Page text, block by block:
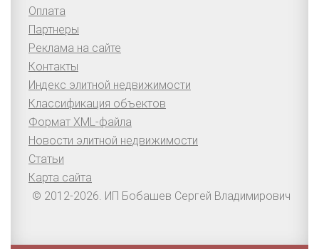
Оплата
Партнеры
Реклама на сайте
Контакты
Индекс элитной недвижимости
Классификация объектов
Формат XML-файла
Новости элитной недвижимости
Статьи
Карта сайта
© 2012-2026. ИП Бобашев Сергей Владимирович